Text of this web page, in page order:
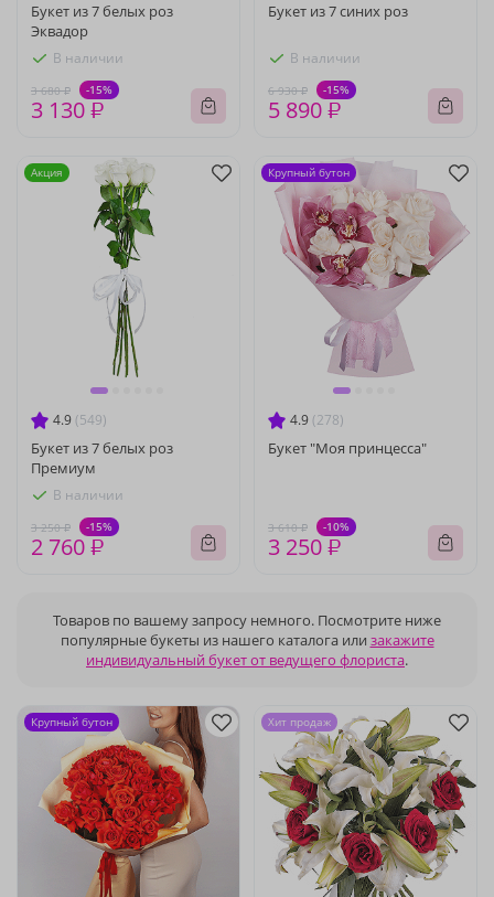
Букет из 7 белых роз
Эквадор
В наличии
3 680 ₽ -15%
3 130 ₽
Букет из 7 синих роз
В наличии
6 930 ₽ -15%
5 890 ₽
4.9 (549)
Букет из 7 белых роз
Премиум
В наличии
3 250 ₽ -15%
2 760 ₽
Акция
4.9 (278)
Букет "Моя принцесса"
3 610 ₽ -10%
3 250 ₽
Крупный бутон
Товаров по вашему запросу немного. Посмотрите ниже
популярные букеты из нашего каталога или закажите
индивидуальный букет от ведущего флориста.
Крупный бутон Хит продаж